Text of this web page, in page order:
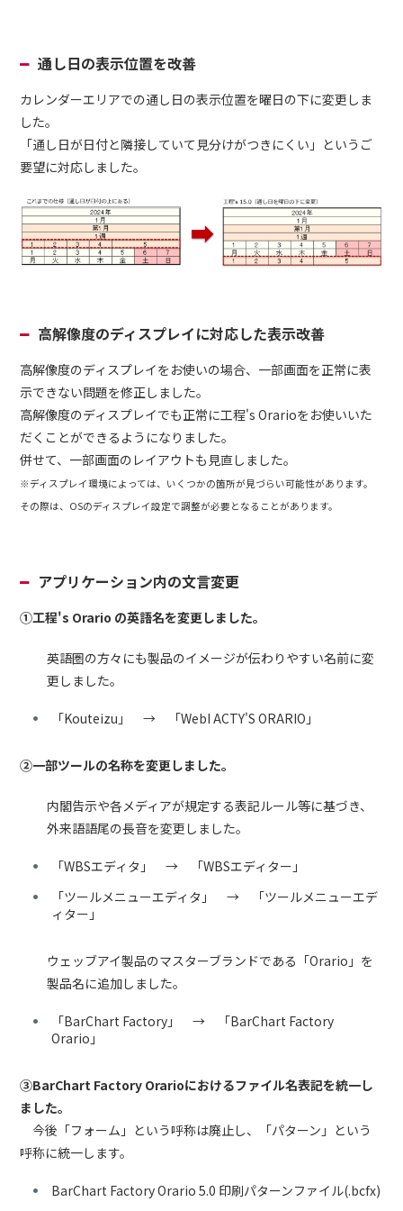
通し日の表示位置を改善
カレンダーエリアでの通し日の表示位置を曜日の下に変更しま
した。
「通し日が日付と隣接していて見分けがつきにくい」というご
要望に対応しました。
高解像度のディスプレイに対応した表示改善
高解像度のディスプレイをお使いの場合、一部画面を正常に表
示できない問題を修正しました。
高解像度のディスプレイでも正常に工程's Orarioをお使いいた
だくことができるようになりました。
併せて、一部画面のレイアウトも見直しました。
※ディスプレイ環境によっては、いくつかの箇所が見づらい可能性があります。
その際は、OSのディスプレイ設定で調整が必要となることがあります。
アプリケーション内の文言変更
①工程's Orario の英語名を変更しました。
英語圏の方々にも製品のイメージが伝わりやすい名前に変
更しました。
「Kouteizu」 → 「WebI ACTY'S ORARIO」
②一部ツールの名称を変更しました。
内閣告示や各メディアが規定する表記ルール等に基づき、
外来語語尾の長音を変更しました。
「WBSエディタ」 → 「WBSエディター」
「ツールメニューエディタ」 → 「ツールメニューエデ
ィター」
ウェッブアイ製品のマスターブランドである「Orario」を
製品名に追加しました。
「BarChart Factory」 → 「BarChart Factory
Orario」
③BarChart Factory Orarioにおけるファイル名表記を統一し
ました。
今後「フォーム」という呼称は廃止し、「パターン」という
呼称に統一します。
BarChart Factory Orario 5.0 印刷パターンファイル(.bcfx)